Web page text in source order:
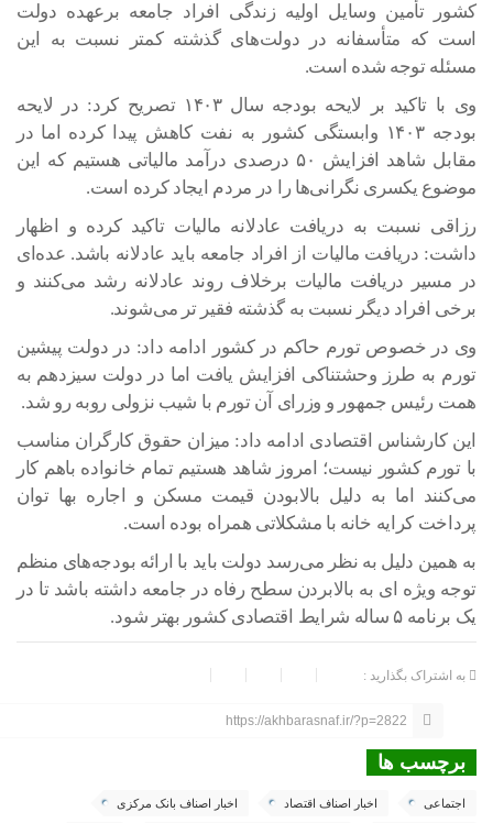
کشور تأمین وسایل اولیه زندگی افراد جامعه برعهده دولت
است که متأسفانه در دولت‌های گذشته کمتر نسبت به این
مسئله توجه شده است.
وی با تاکید بر لایحه بودجه سال ۱۴۰۳ تصریح کرد: در لایحه
بودجه ۱۴۰۳ وابستگی کشور به نفت کاهش پیدا کرده اما در
مقابل شاهد افزایش ۵۰ درصدی درآمد مالیاتی هستیم که این
موضوع یکسری نگرانی‌ها را در مردم ایجاد کرده است.
رزاقی نسبت به دریافت عادلانه مالیات تاکید کرده و اظهار
داشت: دریافت مالیات از افراد جامعه باید عادلانه باشد. عده‌ای
در مسیر دریافت مالیات برخلاف روند عادلانه رشد می‌کنند و
برخی افراد دیگر نسبت به گذشته فقیر تر می‌شوند.
وی در خصوص تورم حاکم در کشور ادامه داد: در دولت پیشین
تورم به طرز وحشتناکی افزایش یافت اما در دولت سیزدهم به
همت رئیس جمهور و وزرای آن تورم با شیب نزولی روبه رو شد.
این کارشناس اقتصادی ادامه داد: میزان حقوق کارگران مناسب
با تورم کشور نیست؛ امروز شاهد هستیم تمام خانواده باهم کار
می‌کنند اما به دلیل بالابودن قیمت مسکن و اجاره بها توان
پرداخت کرایه خانه با مشکلاتی همراه بوده است.
به همین دلیل به نظر می‌رسد دولت باید با ارائه بودجه‌های منظم
توجه ویژه ای به بالابردن سطح رفاه در جامعه داشته باشد تا در
یک برنامه ۵ ساله شرایط اقتصادی کشور بهتر شود.
به اشتراک بگذارید :
https://akhbarasnaf.ir/?p=2822
برچسب ها
اجتماعی اخبار اصناف اقتصاد اخبار اصناف بانک مرکزی